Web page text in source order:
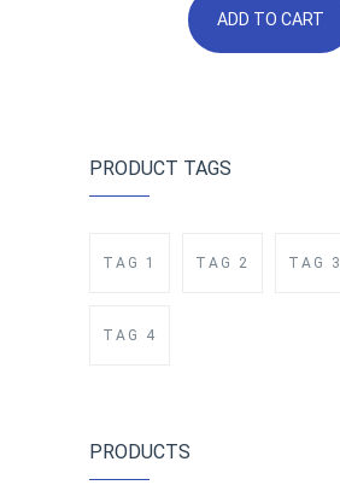
ADD TO CART
PRODUCT TAGS
TAG 1 TAG 2 TAG 3
TAG 4
PRODUCTS